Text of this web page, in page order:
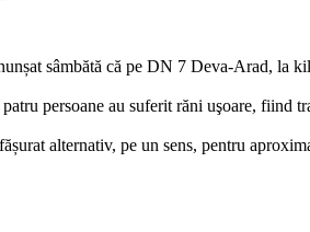
sâmbătă că pe DN 7 Deva-Arad, la
persoane au suferit răni uşoare, fiind
alternativ, pe un sens, pentru